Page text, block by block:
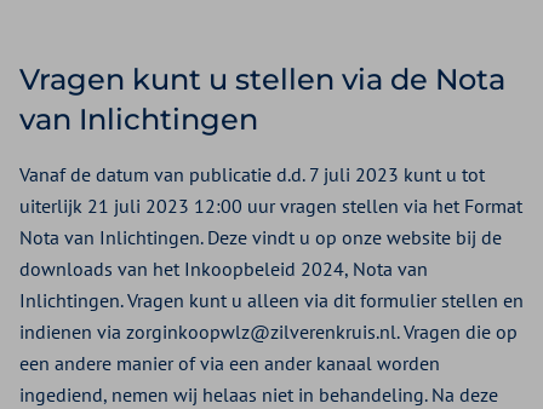
Vragen kunt u stellen via de Nota
van Inlichtingen
Vanaf de datum van publicatie d.d. 7 juli 2023 kunt u tot
uiterlijk 21 juli 2023 12:00 uur vragen stellen via het Format
Nota van Inlichtingen. Deze vindt u op onze website bij de
downloads van het Inkoopbeleid 2024, Nota van
Inlichtingen. Vragen kunt u alleen via dit formulier stellen en
indienen via zorginkoopwlz@zilverenkruis.nl. Vragen die op
een andere manier of via een ander kanaal worden
ingediend, nemen wij helaas niet in behandeling. Na deze